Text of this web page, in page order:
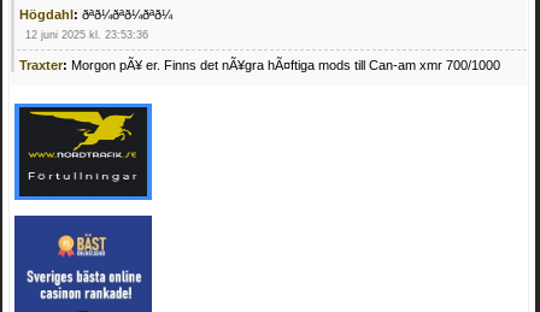
Högdahl: ðªð¼ðªð¼ðªð¼
12 juni 2025 kl. 23:53:36
Traxter: Morgon pÃ¥ er. Finns det nÃ¥gra hÃ¤ftiga mods till Can-am xmr 700/1000
Mrhandsome:SÃ¶ker defekta/trasiga fyrhjulingar. Jag betalar bra och du kan nÃ¥ mig
pÃ¥ 0709955029 eller hv.alexandersson@gmail.com ifall du har en som du vill sÃ¤lja
mvh Hugo
21 februari 2025 kl. 09:25:52
Oscar5:NÃ¥gon som vet vad man kan begÃ¤ra fÃ¶r en Honda TRX 350 FE 2005
4 februari 2025 kl. 19:20:50
Oscar5:44
4 februari 2025 kl. 19:15:36